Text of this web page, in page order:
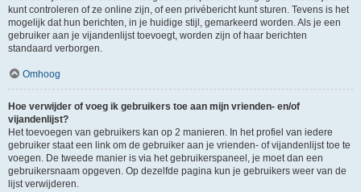
kunt controleren of ze online zijn, of een privébericht kunt sturen. Tevens is het
mogelijk dat hun berichten, in je huidige stijl, gemarkeerd worden. Als je een
gebruiker aan je vijandenlijst toevoegt, worden zijn of haar berichten
standaard verborgen.
Omhoog
Hoe verwijder of voeg ik gebruikers toe aan mijn vrienden- en/of
vijandenlijst?
Het toevoegen van gebruikers kan op 2 manieren. In het profiel van iedere
gebruiker staat een link om de gebruiker aan je vrienden- of vijandenlijst toe te
voegen. De tweede manier is via het gebruikerspaneel, je moet dan een
gebruikersnaam opgeven. Op dezelfde pagina kun je gebruikers weer van de
lijst verwijderen.